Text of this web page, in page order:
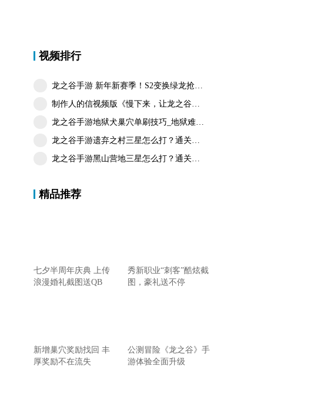
视频排行
龙之谷手游 新年新赛季！S2变换绿龙抢…
龙之谷手游地狱犬巢穴单刷技巧_地狱难…
精品推荐
七夕半周年庆典 上传
浪漫婚礼截图送QB
秀新职业“刺客”酷炫截
图，豪礼送不停
新增巢穴奖励找回 丰
厚奖励不在流失
公测冒险《龙之谷》手
游体验全面升级